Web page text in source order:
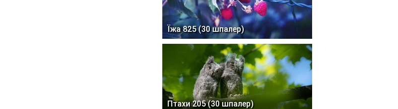
Їжа 825 (30 шпалер)
Птахи 205 (30 шпалер)